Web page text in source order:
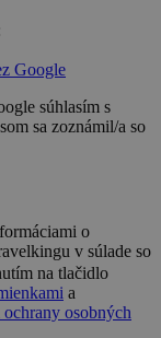
Google
súhlasím s
sa zoznámil/a so
o
v súlade so
na tlačidlo
a
ochrany osobných